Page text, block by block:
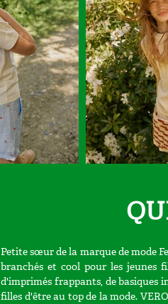
Petite sœur de la marque de mode
branchés et cool pour les jeunes
d'imprimés frappants, de basiques
filles d'être au top de la mode.